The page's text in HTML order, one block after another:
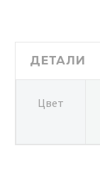
ДЕТАЛИ
Цвет